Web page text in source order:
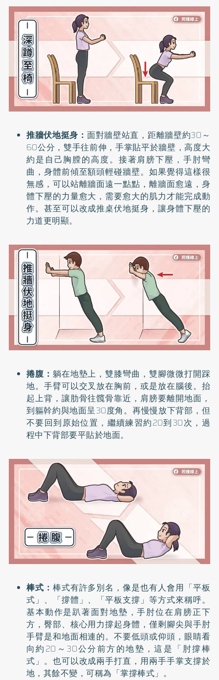
推牆伏地挺身： 面對牆壁站直，距離牆壁約30～
60公分，雙手往前伸，手掌貼平於牆壁，高度大
約是自己胸膛的高度。接著肩膀下壓，手肘彎
曲，身體前傾至額頭輕碰牆壁。如果覺得這樣很
無感，可以站離牆面遠一點點，離牆面愈遠，身
體下壓的力量愈大，需要愈大的肌力才能完成動
作。甚至可以改成推桌伏地挺身，讓身體下壓的
力道更明顯。
捲腹： 躺在地墊上，雙膝彎曲，雙腳微微打開踩
地。手臂可以交叉放在胸前，或是放在腦後。抬
起上背，讓肋骨往髖骨靠近，肩膀要離開地面，
到軀幹約與地面呈30度角。再慢慢放下背部，但
不要回到原始位置，繼續練習約20到30次，過
程中下背部要平貼於地面。
棒式： 棒式有許多別名，像是也有人會用「平板
式」、「撐體」、「平板支撐」等方式來稱呼。
基本動作是趴著面對地墊，手肘位在肩膀正下
方，臀部、核心用力撐起身體，僅剩腳尖與手肘
手臂是和地面相連的。不要低頭或仰頭，眼睛看
向約20～30公分前方的地墊，這是「肘撐棒
式」。也可以改成兩手打直，用兩手手掌支撐於
地，其餘不變，可稱為「掌撐棒式」。